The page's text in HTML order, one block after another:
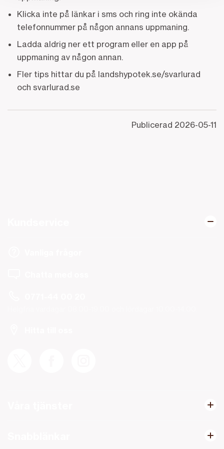
Klicka inte på länkar i sms och ring inte okända
telefonnummer på någon annans uppmaning.
Ladda aldrig ner ett program eller en app på
uppmaning av någon annan.
Fler tips hittar du på landshypotek.se/svarlurad
och svarlurad.se
Publicerad 2026-05-11